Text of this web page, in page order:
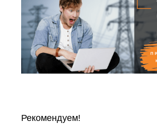
Рекомендуем!